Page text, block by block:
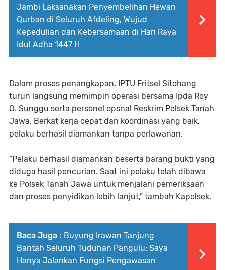
Jambi Laksanakan Penyembelihan Hewan
Qurban di Seluruh Afdeling, Wujud
Kepedulian dan Kebersamaan di Hari Raya
Idul Adha 1447 H
Dalam proses penangkapan, IPTU Fritsel Sitohang
turun langsung memimpin operasi bersama Ipda Roy
O. Sunggu serta personel opsnal Reskrim Polsek Tanah
Jawa. Berkat kerja cepat dan koordinasi yang baik,
pelaku berhasil diamankan tanpa perlawanan.
“Pelaku berhasil diamankan beserta barang bukti yang
diduga hasil pencurian. Saat ini pelaku telah dibawa
ke Polsek Tanah Jawa untuk menjalani pemeriksaan
dan proses penyidikan lebih lanjut,” tambah Kapolsek.
Baca Juga : Buyung Irawan Tanjung
Bantah Seluruh Tuduhan Pangulu: Saya
Hanya Jalankan Fungsi Pengawasan